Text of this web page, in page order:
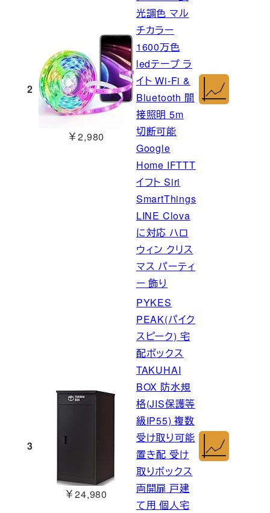
2
￥2,980
光調色 マル
チカラー
1600万色
ledテープ ラ
イト Wi-Fi &
Bluetooth 間
接照明 5m
切断可能
Google
Home IFTTT
イフト Siri
SmartThings
LINE Clova
に対応 ハロ
ウィン クリス
マス パーティ
ー 飾り
3
￥24,980
PYKES
PEAK(パイク
スピーク) 宅
配ボックス
TAKUHAI
BOX 防水規
格(JIS保護等
級IP55) 複数
受け取り可能
置き配 受け
取りボックス
両開扉 戸建
て用 個人宅